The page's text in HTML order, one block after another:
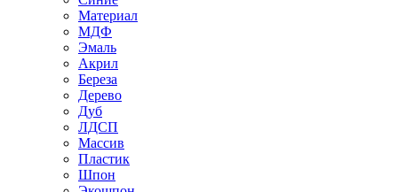
Материал
МДФ
Эмаль
Акрил
Береза
Дерево
Дуб
ЛДСП
Массив
Пластик
Шпон